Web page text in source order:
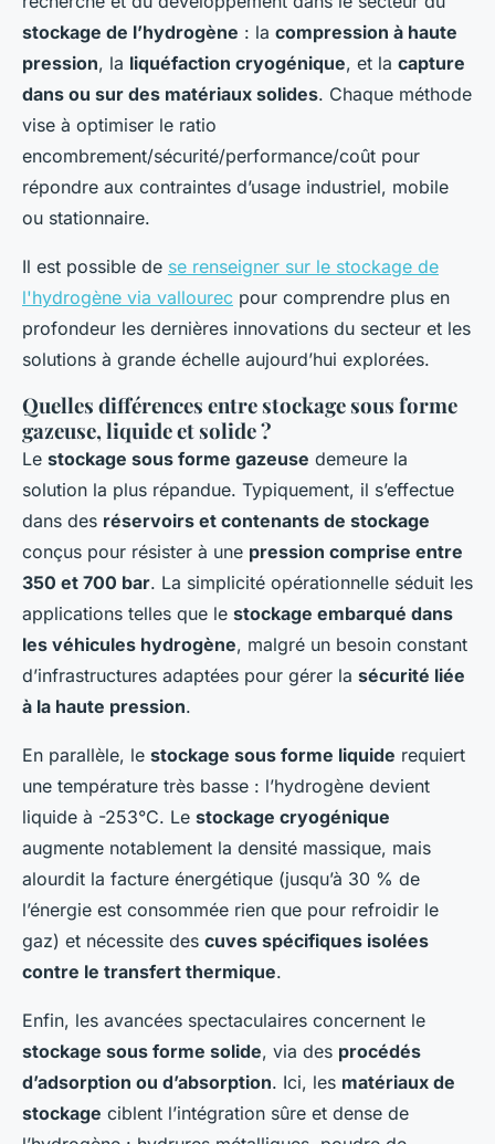
stockage de l’hydrogène : la compression à haute
pression, la liquéfaction cryogénique, et la capture
dans ou sur des matériaux solides. Chaque méthode
vise à optimiser le ratio
encombrement/sécurité/performance/coût pour
répondre aux contraintes d’usage industriel, mobile
ou stationnaire.
Il est possible de se renseigner sur le stockage de
l'hydrogène via vallourec pour comprendre plus en
profondeur les dernières innovations du secteur et les
solutions à grande échelle aujourd’hui explorées.
Quelles différences entre stockage sous forme
gazeuse, liquide et solide ?
Le stockage sous forme gazeuse demeure la
solution la plus répandue. Typiquement, il s’effectue
dans des réservoirs et contenants de stockage
conçus pour résister à une pression comprise entre
350 et 700 bar. La simplicité opérationnelle séduit les
applications telles que le stockage embarqué dans
les véhicules hydrogène, malgré un besoin constant
d’infrastructures adaptées pour gérer la sécurité liée
à la haute pression.
En parallèle, le stockage sous forme liquide requiert
une température très basse : l’hydrogène devient
liquide à -253°C. Le stockage cryogénique
augmente notablement la densité massique, mais
alourdit la facture énergétique (jusqu’à 30 % de
l’énergie est consommée rien que pour refroidir le
gaz) et nécessite des cuves spécifiques isolées
contre le transfert thermique.
Enfin, les avancées spectaculaires concernent le
stockage sous forme solide, via des procédés
d’adsorption ou d’absorption. Ici, les matériaux de
stockage ciblent l’intégration sûre et dense de